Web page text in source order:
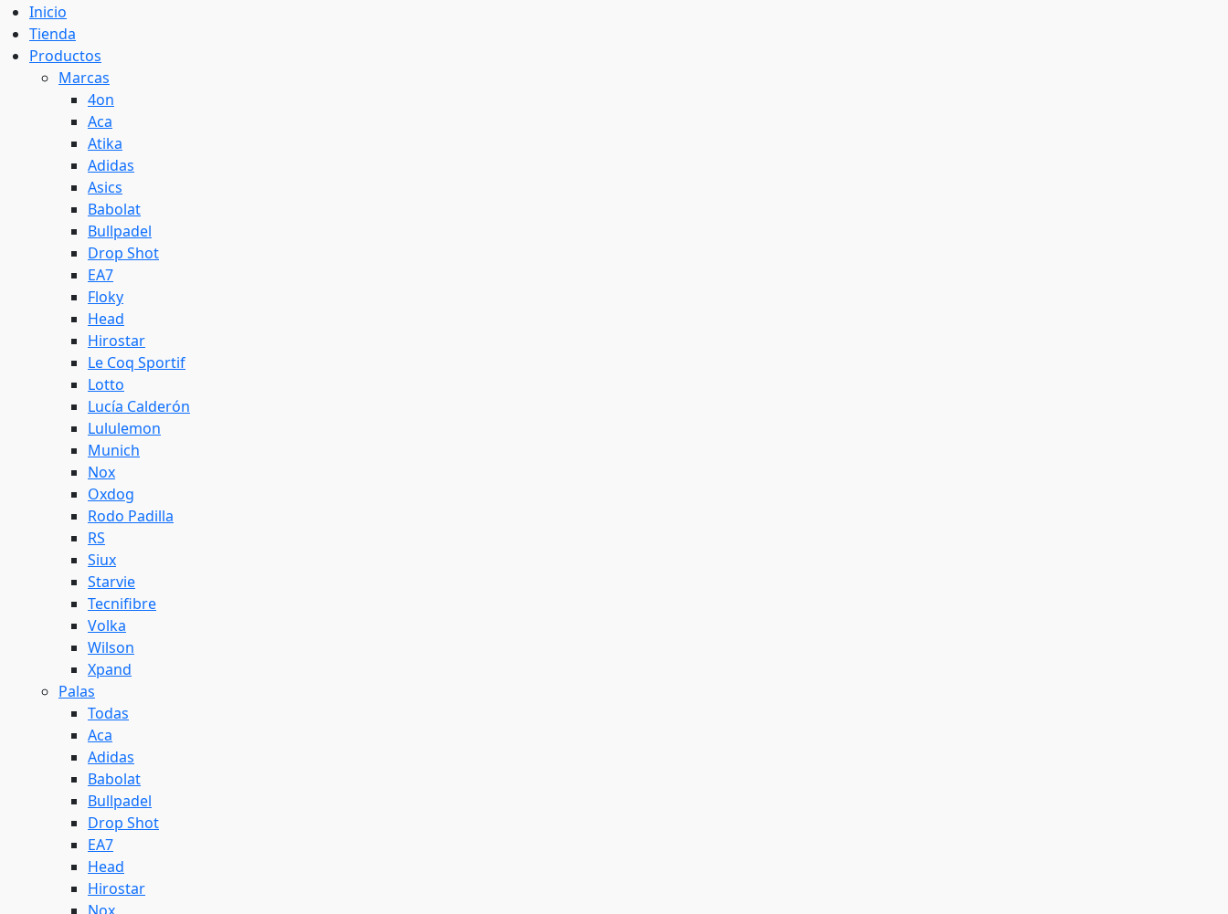
Inicio
Tienda
Productos
Marcas
4on
Aca
Atika
Adidas
Asics
Babolat
Bullpadel
Drop Shot
EA7
Floky
Head
Hirostar
Le Coq Sportif
Lotto
Lucía Calderón
Lululemon
Munich
Nox
Oxdog
Rodo Padilla
RS
Siux
Starvie
Tecnifibre
Volka
Wilson
Xpand
Palas
Todas
Aca
Adidas
Babolat
Bullpadel
Drop Shot
EA7
Head
Hirostar